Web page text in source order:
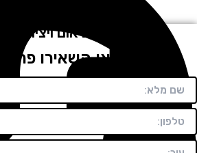
לתיאום ויצירת קשר
חייגו או השאירו פרטים